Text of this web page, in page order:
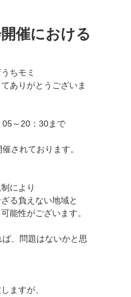
催における
ちモミ
ありがとうございま
～20：30まで
されております。
により
る負えない地域と
能性がございます。
、問題はないかと思
ますが、